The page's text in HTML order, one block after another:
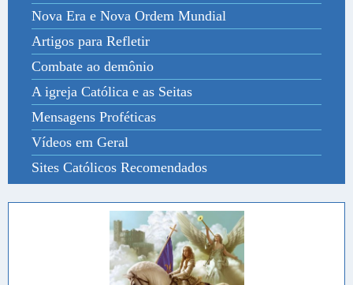
Nova Era e Nova Ordem Mundial
Artigos para Refletir
Combate ao demônio
A igreja Católica e as Seitas
Mensagens Proféticas
Vídeos em Geral
Sites Católicos Recomendados